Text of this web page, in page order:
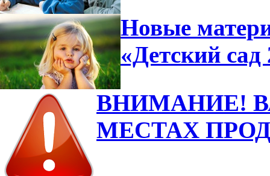
Новые
«Детский сад
ВНИМАНИЕ!
МЕСТАХ